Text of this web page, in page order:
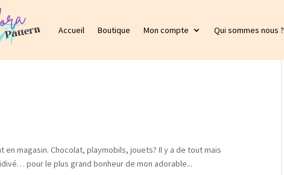
Accueil Boutique Mon compte Qui sommes nous ?
magasin. Chocolat, playmobils, jouets? Il y a de tout mais
pour le plus grand bonheur de mon adorable...